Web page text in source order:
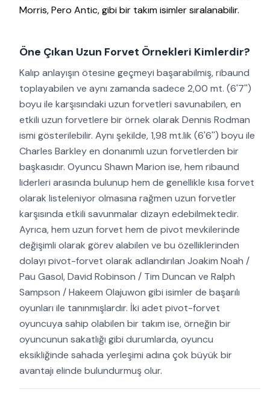
Morris, Pero Antic, gibi bir takım isimler sıralanabilir.
Öne Çıkan Uzun Forvet Örnekleri Kimlerdir?
Kalıp anlayışın ötesine geçmeyi başarabilmiş, ribaund
toplayabilen ve aynı zamanda sadece 2,00 mt. (6'7'')
boyu ile karşısındaki uzun forvetleri savunabilen, en
etkili uzun forvetlere bir örnek olarak Dennis Rodman
ismi gösterilebilir. Aynı şekilde, 1,98 mt.lik (6'6'') boyu ile
Charles Barkley en donanımlı uzun forvetlerden bir
başkasıdır. Oyuncu Shawn Marion ise, hem ribaund
liderleri arasında bulunup hem de genellikle kısa forvet
olarak listeleniyor olmasına rağmen uzun forvetler
karşısında etkili savunmalar dizayn edebilmektedir.
Ayrıca, hem uzun forvet hem de pivot mevkilerinde
değişimli olarak görev alabilen ve bu özelliklerinden
dolayı pivot-forvet olarak adlandırılan Joakim Noah /
Pau Gasol, David Robinson / Tim Duncan ve Ralph
Sampson / Hakeem Olajuwon gibi isimler de başarılı
oyunları ile tanınmışlardır. İki adet pivot-forvet
oyuncuya sahip olabilen bir takım ise, örneğin bir
oyuncunun sakatlığı gibi durumlarda, oyuncu
eksikliğinde sahada yerleşimi adına çok büyük bir
avantajı elinde bulundurmuş olur.